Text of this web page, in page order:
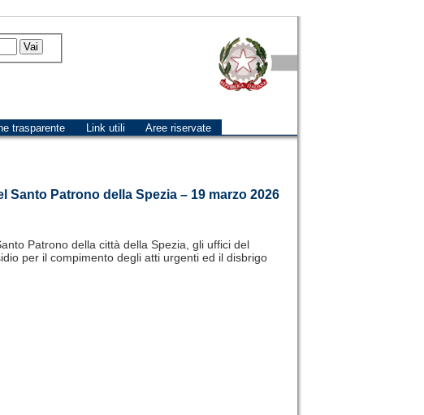
trasparente Link utili Aree riservate
Patrono della Spezia – 19 marzo 2026
Patrono della città della Spezia, gli uffici del
per il compimento degli atti urgenti ed il disbrigo